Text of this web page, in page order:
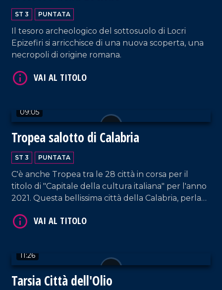
ST 3 PUNTATA
Il tesoro archeologico del sottosuolo di Locri
Epizefiri si arricchisce di una nuova scoperta, una
necropoli di origine romana.
09:05
Tropea salotto di Calabria
ST 3 PUNTATA
C'è anche Tropea tra le 28 città in corsa per il
titolo di "Capitale della cultura italiana" per l'anno
2021. Questa bellissima città della Calabria, perla
incantevoli... .
11:26
Tarsia Città dell'Olio